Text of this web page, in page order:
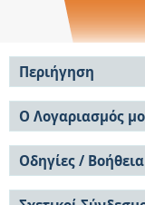
Περιήγηση
Σε όλο το DSpace
Κοινότητες &
Ανά Ημερομηνία
Έκδοσης
Συγγραφείς
Ο Λογαριασμός
Σύνδεση
Εγγραφή
Οδηγίες / Βοήθεια
Οδηγίες Υποβολής